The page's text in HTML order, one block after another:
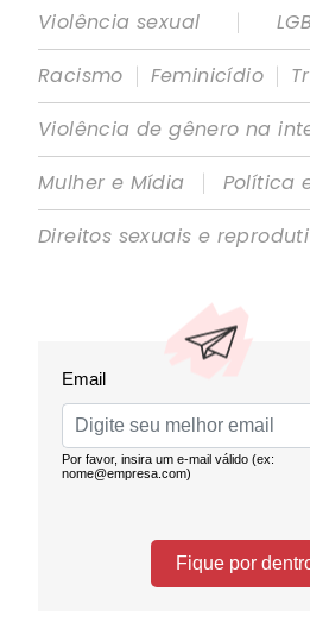
Violência sexual
|
Racismo | Feminicídio |
Violência de gênero na
Mulher e Mídia
|
Política
Direitos sexuais e